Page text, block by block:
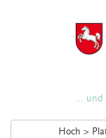
... und
Hoch >